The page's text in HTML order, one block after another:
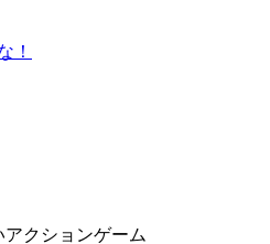
クションゲーム